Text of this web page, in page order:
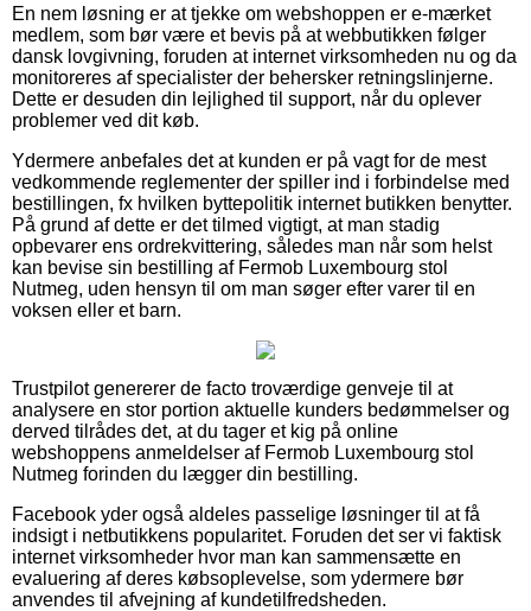
En nem løsning er at tjekke om webshoppen er e-mærket
medlem, som bør være et bevis på at webbutikken følger
dansk lovgivning, foruden at internet virksomheden nu og da
monitoreres af specialister der behersker retningslinjerne.
Dette er desuden din lejlighed til support, når du oplever
problemer ved dit køb.
Ydermere anbefales det at kunden er på vagt for de mest
vedkommende reglementer der spiller ind i forbindelse med
bestillingen, fx hvilken byttepolitik internet butikken benytter.
På grund af dette er det tilmed vigtigt, at man stadig
opbevarer ens ordrekvittering, således man når som helst
kan bevise sin bestilling af Fermob Luxembourg stol
Nutmeg, uden hensyn til om man søger efter varer til en
voksen eller et barn.
Trustpilot genererer de facto troværdige genveje til at
analysere en stor portion aktuelle kunders bedømmelser og
derved tilrådes det, at du tager et kig på online
webshoppens anmeldelser af Fermob Luxembourg stol
Nutmeg forinden du lægger din bestilling.
Facebook yder også aldeles passelige løsninger til at få
indsigt i netbutikkens popularitet. Foruden det ser vi faktisk
internet virksomheder hvor man kan sammensætte en
evaluering af deres købsoplevelse, som ydermere bør
anvendes til afvejning af kundetilfredsheden.